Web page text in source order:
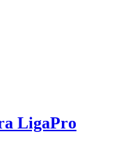
LigaPro